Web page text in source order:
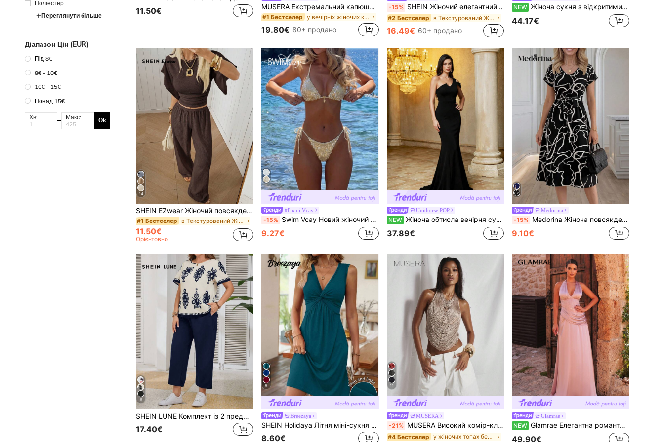
Поліестер
Переглянути більше
Діапазон Цін (EUR)
Під 8€
8€ - 10€
10€ - 15€
Понад 15€
Хв: Макс: Ok
11.50€ MUSERA Екстремальний капюшон спереду з довгим рукавом, текстурованою візерунчастою в'язаною гачком смугастою міні-сукнею бохо, фестивальний святковий пляжний одяг, літні канікули, милий елегантний Ібіца
#1 Бестселер у вечірніх жіночих костюмах
19.80€ 80+ продано
-15% SHEIN Жіночий елегантний комплект з 2 предметів: топ і штани, повсякденний костюм, сільський стиль, підходить для відпочинку та відпустки
#2 Бестселер в Текстурований Жіночі координати
16.49€ 60+ продано
NEW Жіноча сукня з відкритими плечима та відкритою спиною, з випущеними рукавами з китицями та блискучими паєтками, офіційна вечірня сукня
44.17€
14
SHEIN EZwear Жіночий повсякденний комплект із однотонного плисованого топа та довгих штанів на еластичному поясі
#1 Бестселер в Текстурований Жіночі координати
11.50€
Орієнтовно
#Бікіні Vcay
-15% Swim Vcay Новий жіночий елегантний ретро комплект бікіні в стилі бохо, кокетливий, солодкий преппі, червоно-рожевий, смужковий, з трикутною обробкою та розкішною мереживною обробкою та контрастною білою окантовкою, стиль пляжного відпочинку, сексуальний рожево-бордовий принт у горизонтальну смужку, купальник із зав'язками-халтерами, трикутний топ, стрінги з відвертим низом, регульовані бретельки, гладка еластична тканина, що швидко висихає, пляжний одяг для літнього пляжного відпочинку, вечірок біля басейну та музичних фестивалів, тропічного відпочинку, відпочинку на острові плавання, весільних свят.
9.27€
Unithorse POP
NEW Жіноча обтисла вечірня сукня максі фасону <<русалка» з асиметричним рукавом на одне плече
37.89€
Medorina
-15% Medorina Жіноча повсякденна сукня з графічним принтом, рукавами <<крило кажана» та поясом, на весну та літо
9.10€
6
SHEIN LUNE Комплект із 2 предметів повсякденного одягу з 2 предметів для жінок великих розмірів з квітковим принтом та короткими рукавами, літній одяг із 2 предметів
17.40€
8
Breezaya
SHEIN Holidaya Літня міні-сукня Casual Twist Texture з однотонним візерунком
8.60€
11
MUSERA
-21% MUSERA Високий комір-клобук, драпірований, з бахромою, відкритою спиною, приталений топ, милий, святковий, сексуальний, вечірній, відпустка, весна-літо, елегантний, солей, драпірування, Y2K
#4 Бестселер у жіночих топах без рукавів
Glamrae
NEW Glamrae Елегантна романтична сексуальна рожева атласна сукня з пайєтками, клаптиковим дизайном, чашками, довгими рукавами, на бретелях, зі складками, А-силуету, для вечірки, весільного гостя, дівич-вечора, формальна вечірня сукня
49.90€